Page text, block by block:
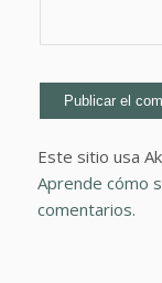
Este sitio usa
Aprende cómo
comentarios.